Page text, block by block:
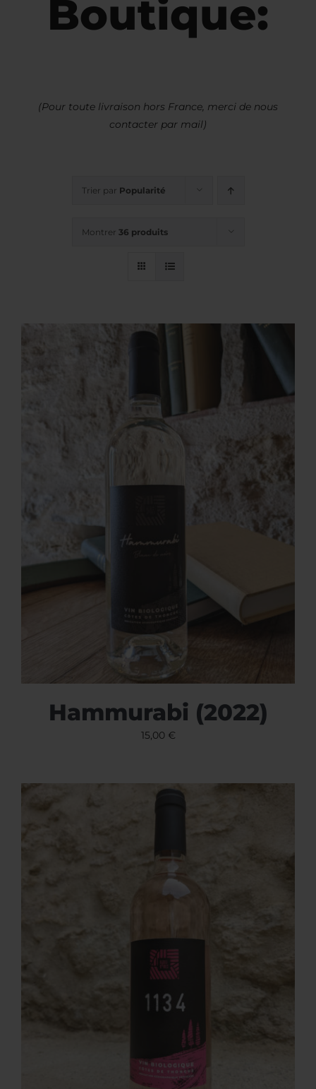
Boutique:
(Pour toute livraison hors France, merci de nous
contacter par mail)
Trier par Popularité
Montrer 36 produits
Hammurabi (2022)
15,00 €